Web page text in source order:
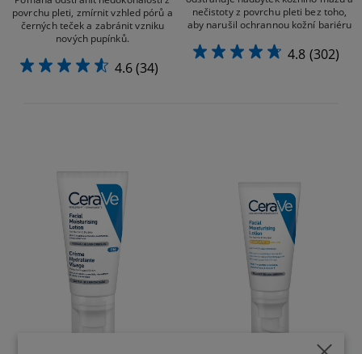
povrchu pleti, zmírnit vzhled pórů a
černých teček a zabránit vzniku
nových pupínků.
4.6(34)
nečistoty z povrchu pleti bez toho,
aby narušil ochrannou kožní bariéru
4.8 (302)